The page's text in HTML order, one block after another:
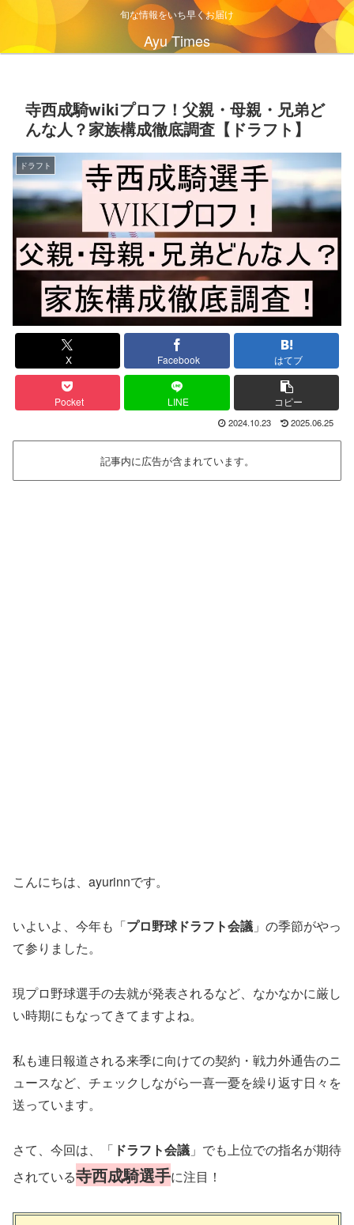
旬な情報をいち早くお届け
Ayu Times
寺西成騎wikiプロフ！父親・母親・兄弟ど
んな人？家族構成徹底調査【ドラフト】
ドラフト
X Facebook はてブ
Pocket LINE コピー
2024.10.23 2025.06.25
記事内に広告が含まれています。
こんにちは、ayurinnです。
いよいよ、今年も「プロ野球ドラフト会議 」の季節がやっ
て参りました。
現プロ野球選手の去就が発表されるなど、なかなかに厳し
い時期にもなってきてますよね。
私も連日報道される来季に向けての契約・戦力外通告のニ
ュースなど、チェックしながら一喜一憂を繰り返す日々を
送っています。
さて、今回は、「 ドラフト会議 」でも上位での指名が期待
されている寺西成騎選手に注目！